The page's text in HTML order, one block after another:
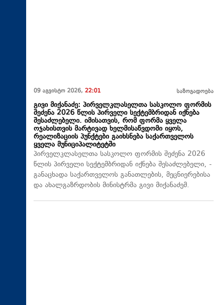
09 აგვისტო 2026, 22:01 საზოგადოება
გივი მიქანაძე: პირველკლასელთა სასკოლო ფორმის
შეძენა 2026 წლის პირველი სექტემბრიდან იქნება
შესაძლებელი. იმისათვის, რომ ფორმა ყველა
ოჯახისთვის მარტივად ხელმისაწვდომი იყოს,
რეალიზაციის პუნქტები გაიხსნება საქართველოს
ყველა მუნიციპალიტეტში
პირველკლასელთა სასკოლო ფორმის შეძენა 2026
წლის პირველი სექტემბრიდან იქნება შესაძლებელი, -
განაცხადა საქართველოს განათლების, მეცნიერებისა
და ახალგაზრდობის მინისტრმა გივი მიქანაძემ.